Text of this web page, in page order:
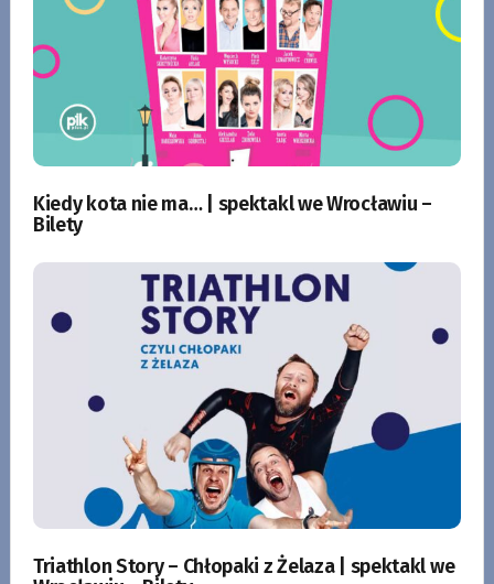
Kiedy kota nie ma… | spektakl we Wrocławiu –
Bilety
Triathlon Story – Chłopaki z Żelaza | spektakl we